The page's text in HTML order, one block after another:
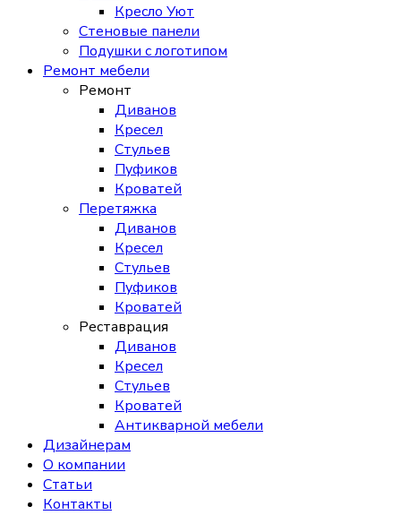
Кресло Уют
Стеновые панели
Подушки с логотипом
Ремонт мебели
Ремонт
Диванов
Кресел
Стульев
Пуфиков
Кроватей
Перетяжка
Диванов
Кресел
Стульев
Пуфиков
Кроватей
Реставрация
Диванов
Кресел
Стульев
Кроватей
Антикварной мебели
Дизайнерам
О компании
Статьи
Контакты